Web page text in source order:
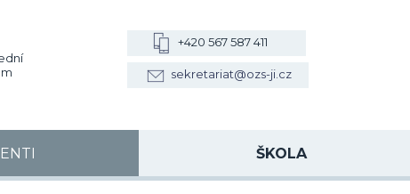
+420 567 587 411
sekretariat@ozs-ji.cz
ŠKOLA